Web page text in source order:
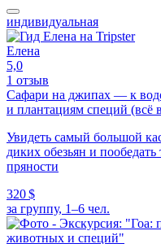
индивидуальная
Елена
5,0
1 отзыв
Сафари на джипах — к
и плантациям специй (всё
Увидеть самый большой
диких обезьян и
пряности
320 $
за группу, 1–6 чел.